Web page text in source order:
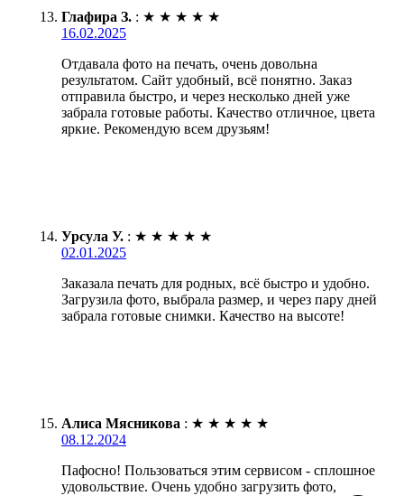
Глафира З. : ★ ★ ★ ★ ★
16.02.2025
Отдавала фото на печать, очень довольна
результатом. Сайт удобный, всё понятно. Заказ
отправила быстро, и через несколько дней уже
забрала готовые работы. Качество отличное, цвета
яркие. Рекомендую всем друзьям!
Урсула У. : ★ ★ ★ ★ ★
02.01.2025
Заказала печать для родных, всё быстро и удобно.
Загрузила фото, выбрала размер, и через пару дней
забрала готовые снимки. Качество на высоте!
Алиса Мясникова : ★ ★ ★ ★ ★
08.12.2024
Пафосно! Пользоваться этим сервисом - сплошное
удовольствие. Очень удобно загрузить фото,